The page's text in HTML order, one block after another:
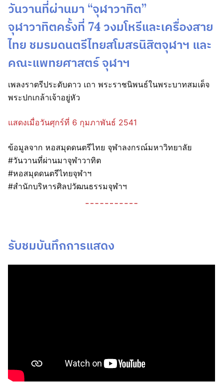
วันวานที่ผ่านมา “จุฬาวาทิต”
จุฬาวาทิตครั้งที่ 74 วงมโหรีและเครื่องสาย
ไทย ชมรมดนตรีไทยสโมสรนิสิตจุฬาฯ และ
คณะแพทยศาสตร์ จุฬาฯ
เพลงราตรีประดับดาว เถา พระราชนิพนธ์ในพระบาทสมเด็จ
พระปกเกล้าเจ้าอยู่หัว
แสดงเมื่อวันศุกร์ที่ 6 กุมภาพันธ์ 2541
ข้อมูลจาก หอสมุดดนตรีไทย จุฬาลงกรณ์มหาวิทยาลัย
#วันวานที่ผ่านมาจุฬาวาทิต
#หอสมุดดนตรีไทยจุฬาฯ
#สำนักบริหารศิลปวัฒนธรรมจุฬาฯ
รับชมบันทึกการแสดง